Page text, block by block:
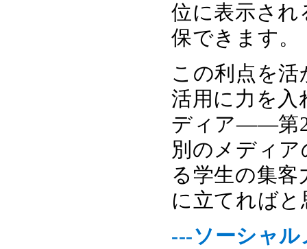
位に表示され
保できます。
この利点を
活用に力を入
ディア――第2
別のメディ
る学生の集
に立てれば
---ソーシャ